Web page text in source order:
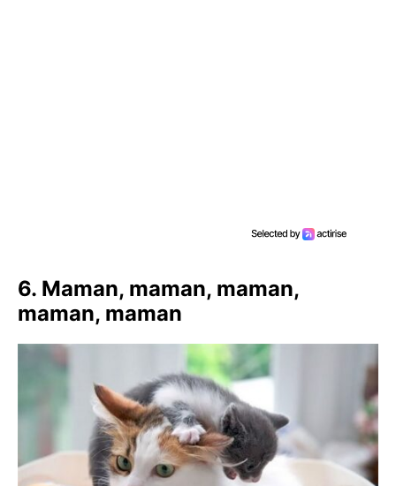
6. Maman, maman, maman,
maman, maman